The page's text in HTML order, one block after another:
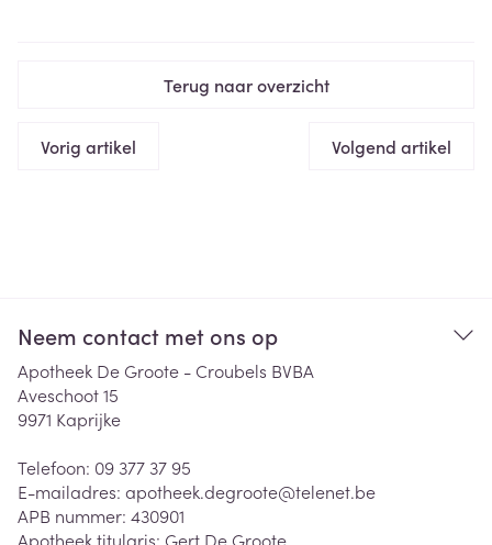
Terug naar overzicht
Vorig artikel Volgend artikel
Neem contact met ons op
Apotheek De Groote - Croubels BVBA
Aveschoot 15
9971 Kaprijke
Telefoon: 09 377 37 95
E-mailadres: apotheek.degroote@telenet.be
APB nummer: 430901
Apotheek titularis: Gert De Groote